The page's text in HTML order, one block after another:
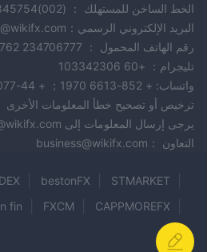
الخط الساخن للمستهلك ： (002)01099845754
البريد الإلكتروني الرسمي：support@wikifx.com
رقم الهاتف المحمول ： 234706777 7762 ； 61 449895363
تليجرام： +60 103342306
واتساب: + 852-6613 1970； + 44-7517747077
ترخيص أو تصحيح خطأ المعلومات الأخرى
يرجى إرسال المعلومات إلى qa@wikifx.com
التعاون ：business@wikifx.com
STMARKET
bestonFX
CAPPMOREFX
FXCM
fin
Capital Crest Hub